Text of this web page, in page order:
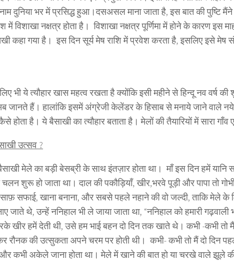
दुनिया भर में प्रसिद्ध हुआ।दसअसल माना जाता है, इस बात की पुष्टि
विशाखा नक्षत्र होता है। विशाखा नक्षत्र पूर्णिमा में होने के कारण इस
कहा गया है। इस दिन सूर्य मेष राशि में प्रवेश करता है, इसलिए इसे मेष
भी येत्यौहारखास महत्व रखता है क्योंकि इसी महीने से हिन्दू नव वर्ष
जानते हैं। हालांकि इसमें अंग्रेजी केलेंडर के हिसाब से मनाये जाने वाले नये
होता है। ये बैसाखी कात्यौहारबताता है। मेलों की तैयारियों में सारा
उत्सव ?
मेले का बड़ी बेसब्री के साथ इंतज़ार होता था। माँ इस दिन हमें यानि
चलन शुरू हो जाता था। दाल की पकौड़ियाँ, खीर,भरवे पूड़ी और पापा तो
सफाई, खाना बनाना, और सबसे पहले नहाने की वो जल्दी, ताकि मेले के
जाते थे, उन्हें ननिहाल भी ले जाया जाता था, “ननिहाल को हमारी
खीर हमें देती थी, उसे हम भाई बहन दो दिन तक खाते थे। कभी -कभी तो
रौनक की उत्सुकता अपने चरम पर होती थी। कभी- कभी तो मैं दो दिन
कभी अकेले जाना होता था। मेले में खाने की बात हो या चरखे वाले झूले